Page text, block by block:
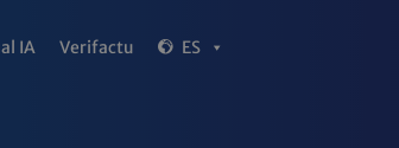
IA Verifactu ES